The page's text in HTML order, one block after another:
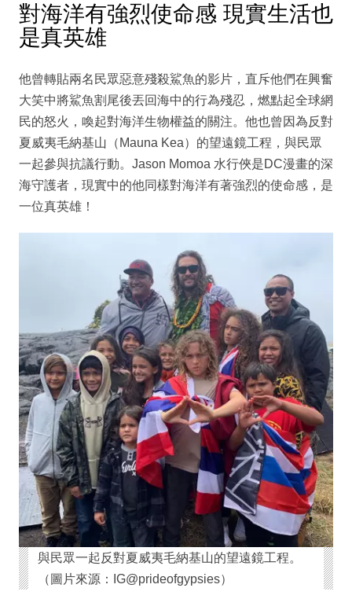
對海洋有強烈使命感 現實生活也
是真英雄
他曾轉貼兩名民眾惡意殘殺鯊魚的影片，直斥他們在興奮
大笑中將鯊魚割尾後丟回海中的行為殘忍，燃點起全球網
民的怒火，喚起對海洋生物權益的關注。他也曾因為反對
夏威夷毛納基山（Mauna Kea）的望遠鏡工程，與民眾
一起參與抗議行動。Jason Momoa 水行俠是DC漫畫的深
海守護者，現實中的他同樣對海洋有著強烈的使命感，是
一位真英雄！
與民眾一起反對夏威夷毛納基山的望遠鏡工程。
（圖片來源：IG@prideofgypsies）